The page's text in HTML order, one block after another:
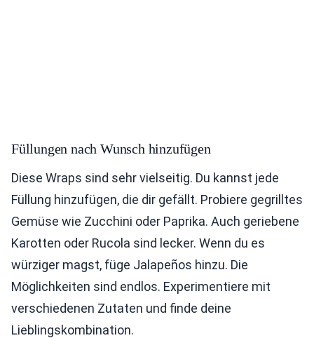
Füllungen nach Wunsch hinzufügen
Diese Wraps sind sehr vielseitig. Du kannst jede
Füllung hinzufügen, die dir gefällt. Probiere gegrilltes
Gemüse wie Zucchini oder Paprika. Auch geriebene
Karotten oder Rucola sind lecker. Wenn du es
würziger magst, füge Jalapeños hinzu. Die
Möglichkeiten sind endlos. Experimentiere mit
verschiedenen Zutaten und finde deine
Lieblingskombination.